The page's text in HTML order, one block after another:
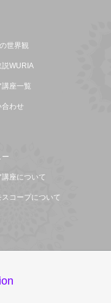
世界観
説WURIA
講座一覧
合わせ
ー
講座について
スコープについて